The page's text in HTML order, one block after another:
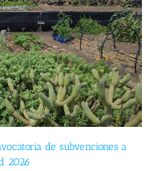
de subvenciones a
2026